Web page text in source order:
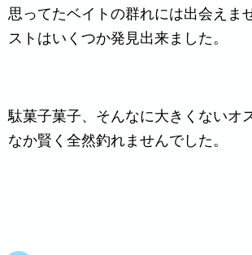
思ってたベイトの群れには出会えま
ストはいくつか発見出来ました。
駄菓子菓子、そんなに大きくないオ
なか賢く全然釣れませんでした。